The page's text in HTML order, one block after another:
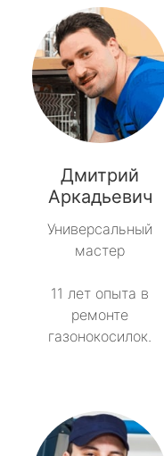
Дмитрий
Аркадьевич
Универсальный
мастер
11 лет опыта в
ремонте
газонокосилок.